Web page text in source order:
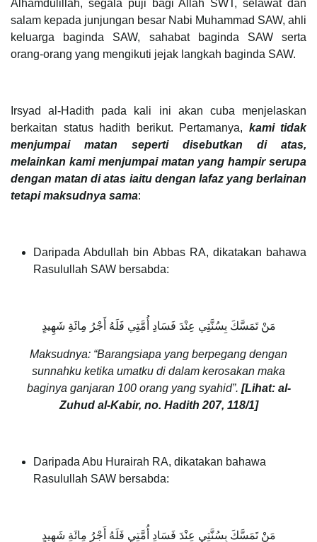
Alhamdulillah, segala puji bagi Allah SWT, selawat dan
salam kepada junjungan besar Nabi Muhammad SAW, ahli
keluarga baginda SAW, sahabat baginda SAW serta
orang-orang yang mengikuti jejak langkah baginda SAW.
Irsyad al-Hadith pada kali ini akan cuba menjelaskan
berkaitan status hadith berikut. Pertamanya, kami tidak
menjumpai matan seperti disebutkan di atas,
melainkan kami menjumpai matan yang hampir serupa
dengan matan di atas iaitu dengan lafaz yang berlainan
tetapi maksudnya sama:
Daripada Abdullah bin Abbas RA, dikatakan bahawa
Rasulullah SAW bersabda:
مَنْ تَمَسَّكَ بِسُنَّتِي عِنْدَ فَسَادِ أُمَّتِي فَلَهُ أَجْرُ مِائَةِ شَهِيدٍ
Maksudnya: “Barangsiapa yang berpegang dengan
sunnahku ketika umatku di dalam kerosakan maka
baginya ganjaran 100 orang yang syahid”. [Lihat: al-
Zuhud al-Kabir, no. Hadith 207, 118/1]
Daripada Abu Hurairah RA, dikatakan bahawa
Rasulullah SAW bersabda:
مَنْ تَمَسَّكَ بِسُنَّتِي عِنْدَ فَسَادِ أُمَّتِي فَلَهُ أَجْرُ مِائَةِ شَهِيدٍ